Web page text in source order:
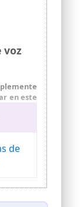
voz
en este
de
SEÑAL:
de
fijo
utilícelo
de